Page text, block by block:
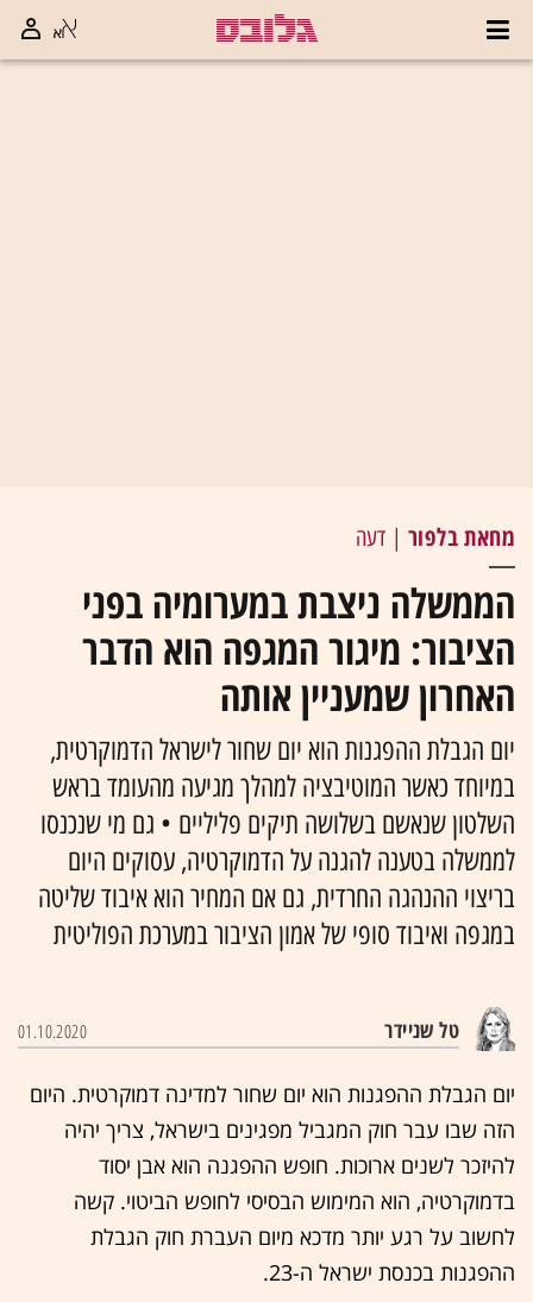
מחאת בלפור | דעה
הממשלה ניצבת במערומיה בפני
הציבור: מיגור המגפה הוא הדבר
האחרון שמעניין אותה
יום הגבלת ההפגנות הוא יום שחור לישראל הדמוקרטית,
במיוחד כאשר המוטיבציה למהלך מגיעה מהעומד בראש
השלטון שנאשם בשלושה תיקים פליליים • גם מי שנכנסו
לממשלה בטענה להגנה על הדמוקרטיה, עסוקים היום
בריצוי ההנהגה החרדית, גם אם המחיר הוא איבוד שליטה
במגפה ואיבוד סופי של אמון הציבור במערכת הפוליטית
טל שניידר 01.10.2020
יום הגבלת ההפגנות הוא יום שחור למדינה דמוקרטית. היום
הזה שבו עבר חוק המגביל מפגינים בישראל, צריך יהיה
להיזכר לשנים ארוכות. חופש ההפגנה הוא אבן יסוד
בדמוקרטיה, הוא המימוש הבסיסי לחופש הביטוי. קשה
לחשוב על רגע יותר מדכא מיום העברת חוק הגבלת
ההפגנות בכנסת ישראל ה-23.